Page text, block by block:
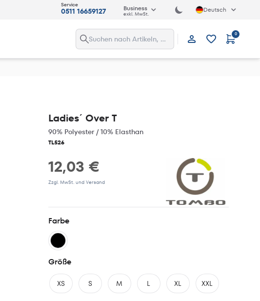
Service
0511 16659127 Business
exkl. MwSt. Deutsch
Anmelden
0
Ladies´ Over T
90% Polyester / 10% Elasthan
TL526
12,03 €
Zzgl. MwSt. und Versand
Farbe
Größe
XS S M L XL XXL